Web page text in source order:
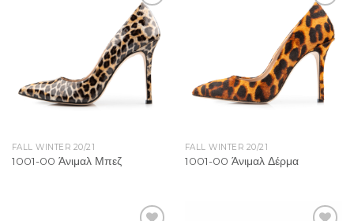
Add to
Wishlist
FALL WINTER 20/21
1001-00 Άνιμαλ Μπεζ
Add to
Wishlist
FALL WINTER 20/21
1001-00 Άνιμαλ Δέρμα